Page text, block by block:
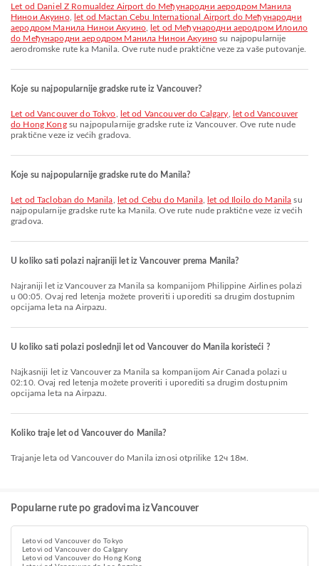
let od Daniel Z Romualdez Airport do Међународни аеродром Манила
Нинои Акуино,
let od Mactan Cebu International Airport do Међународни
аеродром Манила Нинои Акуино,
let od Међународни аеродром Илоило
do Међународни аеродром Манила Нинои Акуино su najpopularnije
aerodromske rute ka Manila. Ove rute nude praktične veze za vaše putovanje.
Koje su najpopularnije gradske rute iz Vancouver?
let od Vancouver do Tokyo let od Vancouver do Calgary
let od Vancouver
do Hong Kongsu najpopularnije gradske rute iz Vancouver. Ove rute nude
praktične veze iz većih gradova.
Koje su najpopularnije gradske rute do Manila?
let od Tacloban do Manila let od Cebu do Manila, let od Iloilo do Manila su
najpopularnije gradske rute ka Manila. Ove rute nude praktične veze iz većih
gradova.
U koliko sati polazi najraniji let iz Vancouver prema Manila?
Najraniji let iz Vancouver za Manila sa kompanijom Philippine Airlines polazi
u 00:05. Ovaj red letenja možete proveriti i uporediti sa drugim dostupnim
opcijama leta na Airpazu.
U koliko sati polazi poslednji let od Vancouver do Manila koristeći ?
Najkasniji let iz Vancouver za Manila sa kompanijom Air Canada polazi u
02:10. Ovaj red letenja možete proveriti i uporediti sa drugim dostupnim
opcijama leta na Airpazu.
Koliko traje let od Vancouver do Manila?
Trajanje leta od Vancouver do Manila iznosi otprilike 12ч 18м.
Popularne rute po gradovima iz Vancouver
Letovi od Vancouver do Tokyo
Letovi od Vancouver do Calgary
Letovi od Vancouver do Hong Kong